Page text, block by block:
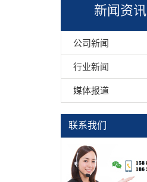
新闻资讯
公司新闻
行业新闻
媒体报道
联系我们